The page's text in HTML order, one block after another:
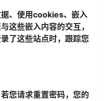
、使用cookies、嵌入
这些嵌入内容的交互，
了这些站点时，跟踪您
您请求重置密码，您的